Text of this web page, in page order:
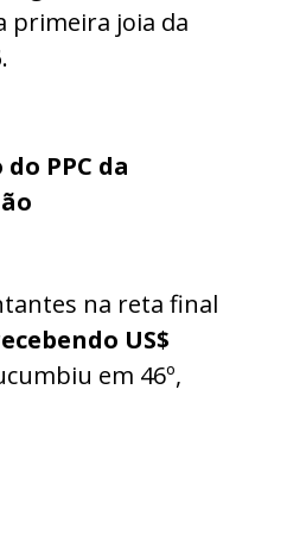
primeira joia da
.
PPC da
na reta final
US$
em 46º,